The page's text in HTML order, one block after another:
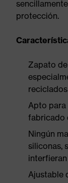
protección.
Zapato
Apto para
fabricado
Ningún
siliconas,
Ajustable